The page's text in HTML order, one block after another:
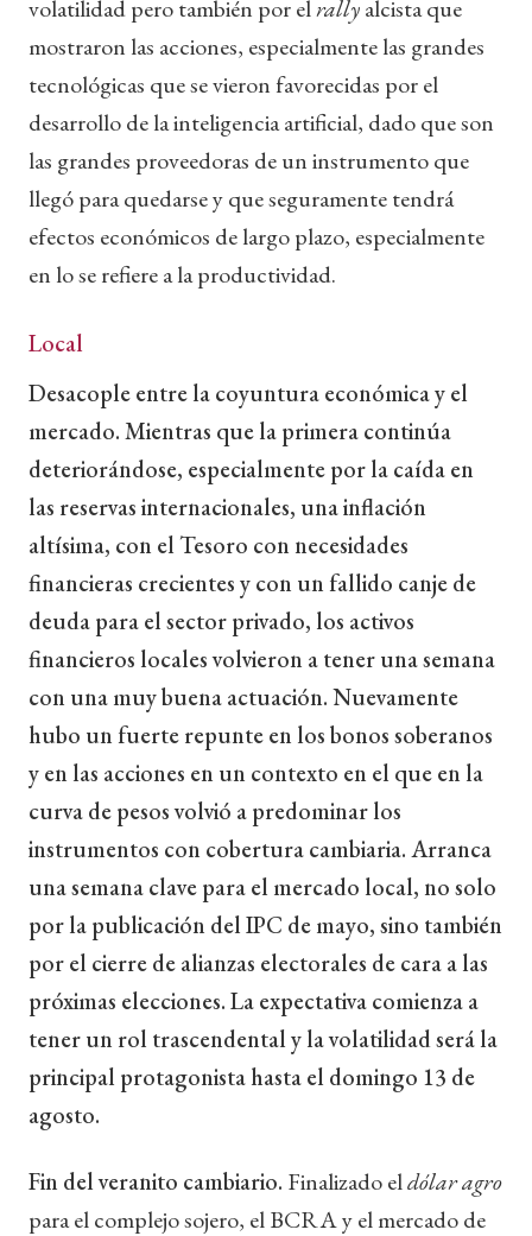
volatilidad pero también por elrallyalcista que
mostraron las acciones, especialmente las grandes
tecnológicas que se vieron favorecidas por el
desarrollo de la inteligencia artificial, dado que son
las grandes proveedoras de un instrumento que
llegó para quedarse y que seguramente tendrá
efectos económicos de largo plazo, especialmente
en lo se refiere a la productividad.
Local
Desacople entre la coyuntura económica y el
mercado. Mientras que la primera continúa
deteriorándose, especialmente por la caída en
las reservas internacionales, una inflación
altísima, con el Tesoro con necesidades
financieras crecientes y con un fallido canje de
deuda para el sector privado, los activos
financieros locales volvieron a tener una semana
con una muy buena actuación. Nuevamente
hubo un fuerte repunte en los bonos soberanos
y en las acciones en un contexto en el que en la
curva de pesos volvió a predominar los
instrumentos con cobertura cambiaria. Arranca
una semana clave para el mercado local, no solo
por la publicación del IPC de mayo, sino también
por el cierre de alianzas electorales de cara a las
próximas elecciones. La expectativa comienza a
tener un rol trascendental y la volatilidad será la
principal protagonista hasta el domingo 13 de
agosto.
Fin del veranito cambiario. Finalizado eldólar agro
para el complejo sojero, el BCRA y el mercado de